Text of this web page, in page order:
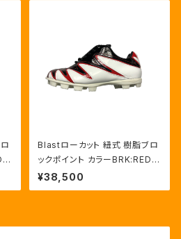
Blastローカット 紐式 樹脂ブロ
ックポイント カラーBRK:RED/
HWT
¥38,500